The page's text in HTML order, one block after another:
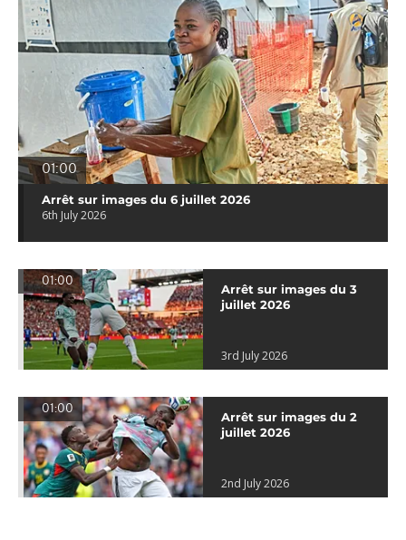
01:00
Arrêt sur images du 6 juillet 2026
6th July 2026
01:00
Arrêt sur images du 3
juillet 2026
3rd July 2026
01:00
Arrêt sur images du 2
juillet 2026
2nd July 2026